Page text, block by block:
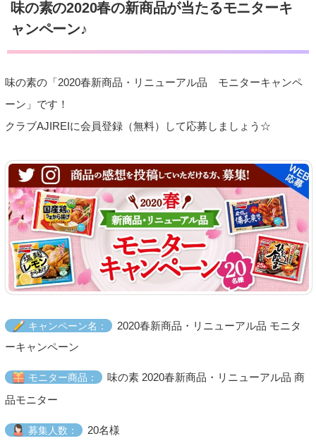
味の素の2020春の新商品が当たるモニターキ
ャンペーン♪
味の素の「2020春新商品・リニューアル品 モニターキャンペ
ーン」です！
クラブAJIREIに会員登録（無料）して応募しましょう☆
キャンペーン名：
2020春新商品・リニューアル品 モニタ
ーキャンペーン
モニター商品：
味の素 2020春新商品・リニューアル品 商
品モニター
募集人数： 20名様